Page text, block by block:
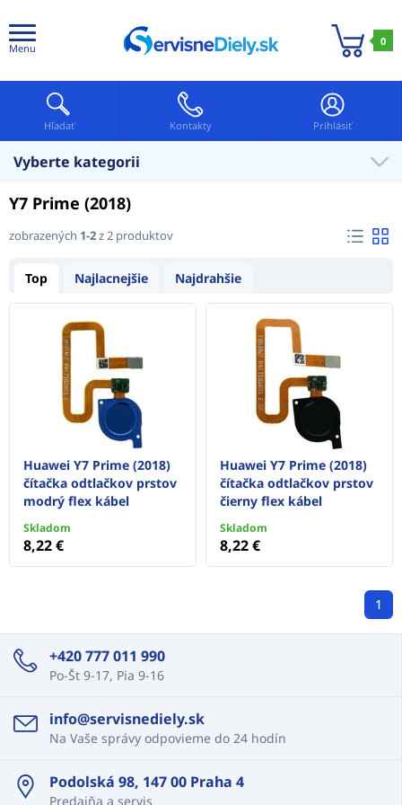
Menu
0
Hľadať Kontakty Prihlásiť
Vyberte kategorii
Y7 Prime (2018)
zobrazených 1-2z 2 produktov
Top Najlacnejšie Najdrahšie
Huawei Y7 Prime (2018)
čítačka odtlačkov prstov
modrý flex kábel
Skladom
8,22 €
Huawei Y7 Prime (2018)
čítačka odtlačkov prstov
čierny flex kábel
Skladom
8,22 €
1
+420 777 011 990
Po-Št 9-17, Pia 9-16
info@servisnediely.sk
Na Vaše správy odpovieme do 24 hodín
Podolská 98, 147 00 Praha 4
Predajňa a servis